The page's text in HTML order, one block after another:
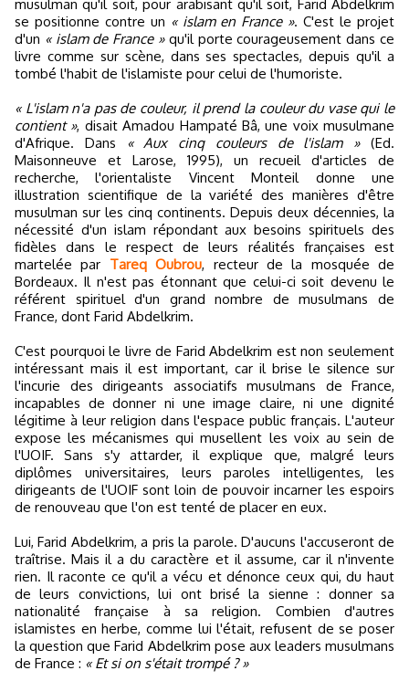
musulman qu'il soit, pour arabisant qu'il soit, Farid Abdelkrim
se positionne contre un « islam en France ». C'est le projet
d'un « islam de France »qu'il porte courageusement dans ce
livre comme sur scène, dans ses spectacles, depuis qu'il a
tombé l'habit de l'islamiste pour celui de l'humoriste.
« L'islam n'a pas de couleur, il prend la couleur du vase qui le
contient », disait Amadou Hampaté Bâ, une voix musulmane
d'Afrique. Dans
« Aux cinq couleurs de l'islam »(Ed.
Maisonneuve et Larose, 1995), un recueil d'articles de
recherche, l'orientaliste Vincent Monteil donne une
illustration scientifique de la variété des manières d'être
musulman sur les cinq continents. Depuis deux décennies, la
nécessité d'un islam répondant aux besoins spirituels des
fidèles dans le respect de leurs réalités françaises est
martelée par Tareq Oubrou, recteur de la mosquée de
Bordeaux. Il n'est pas étonnant que celui-ci soit devenu le
référent spirituel d'un grand nombre de musulmans de
France, dont Farid Abdelkrim.
C'est pourquoi le livre de Farid Abdelkrim est non seulement
intéressant mais il est important, car il brise le silence sur
l'incurie des dirigeants associatifs musulmans de France,
incapables de donner ni une image claire, ni une dignité
légitime à leur religion dans l'espace public français. L'auteur
expose les mécanismes qui musellent les voix au sein de
l'UOIF. Sans s'y attarder, il explique que, malgré leurs
diplômes universitaires, leurs paroles intelligentes, les
dirigeants de l'UOIF sont loin de pouvoir incarner les espoirs
de renouveau que l'on est tenté de placer en eux.
Lui, Farid Abdelkrim, a pris la parole. D'aucuns l'accuseront de
traîtrise. Mais il a du caractère et il assume, car il n'invente
rien. Il raconte ce qu'il a vécu et dénonce ceux qui, du haut
de leurs convictions, lui ont brisé la sienne : donner sa
nationalité française à sa religion. Combien d'autres
islamistes en herbe, comme lui l'était, refusent de se poser
la question que Farid Abdelkrim pose aux leaders musulmans
de France : « Et si on s'était trompé ? »